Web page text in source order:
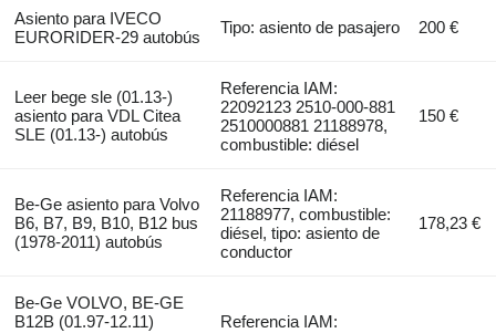
Asiento para IVECO
EURORIDER-29 autobús
Tipo: asiento de pasajero 200 €
Leer bege sle (01.13-)
asiento para VDL Citea
SLE (01.13-) autobús
Referencia IAM:
22092123 2510-000-881
2510000881 21188978,
combustible: diésel
150 €
Be-Ge asiento para Volvo
B6, B7, B9, B10, B12 bus
(1978-2011) autobús
Referencia IAM:
21188977, combustible:
diésel, tipo: asiento de
conductor
178,23 €
Be-Ge VOLVO, BE-GE
B12B (01.97-12.11)
Referencia IAM: